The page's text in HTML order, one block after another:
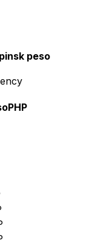
peso
PHP